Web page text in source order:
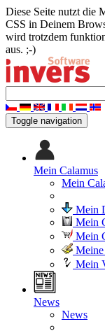
Diese Seite nutzt die
CSS in Deinem
wird trotzdem
aus. ;-)
Toggle navigation
Mein Calamus
Mein
Mein
Mein
Mein
Mein
News
News